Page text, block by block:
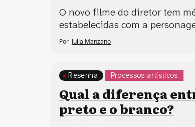
O novo filme do diretor tem
estabelecidas com a
Por Julia Manzano
Processos artísticos
Resenha
Qual a diferença
preto e o branco?